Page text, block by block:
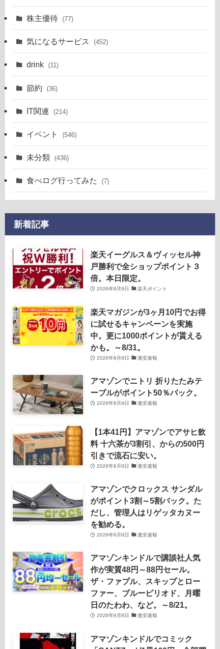
株主優待 (77)
気になるサービス (452)
drink (11)
節約 (36)
IT関連 (214)
イベント (546)
未分類 (436)
食べログ行ってみた (7)
新着記事
楽天イーグルス＆ヴィッセル神
戸勝利で全ショップポイント３
倍。本日限定。
2026年8月9日 楽天ポイント
楽天マガジンが3ヶ月10円でお得
に試せるキャンペーンを実施
中。更に1000ポイントが貰える
かも。～8/31。
2026年8月9日 激安速報
アマゾンでニトリ 折りたたみテ
ーブルがポイント50％バック。
2026年8月9日 激安速報
【1本41円】アマゾンでアサヒ飲
料 十六茶が3割引、からの500円
引きで流石に安い。
2026年8月9日 激安速報
アマゾンでクロックス サンダル
がポイント3割～5割バック。た
だし、管理人はリゲッタカヌー
を勧める。
2026年8月8日 激安速報
アマゾンキンドルで講談社人気
作が実質48円～88円セール。
ザ・ファブル、スキップとロー
ファー、ブルーピリオド、月曜
日のたわわ、など。～8/21。
2026年8月8日 激安速報
アマゾンキンドルでコミック